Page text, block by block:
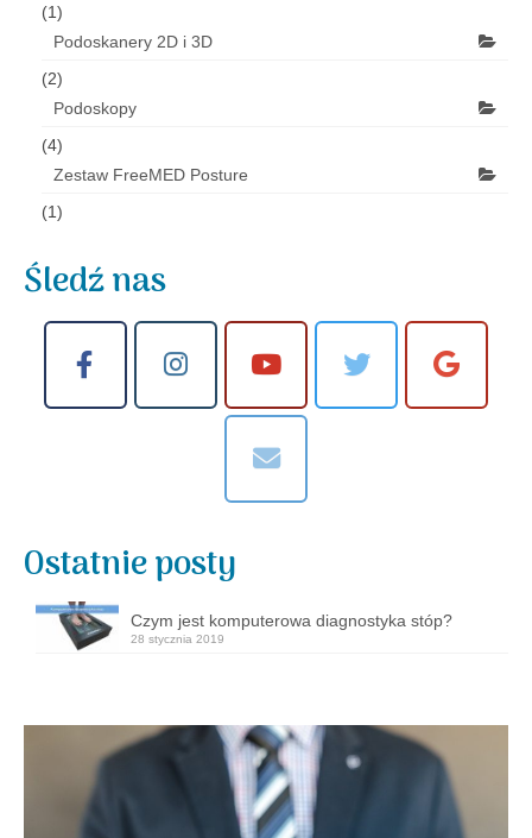
(1)
Podoskanery 2D i 3D
(2)
Podoskopy
(4)
Zestaw FreeMED Posture
(1)
Śledź nas
Ostatnie posty
Czym jest komputerowa diagnostyka stóp?
28 stycznia 2019